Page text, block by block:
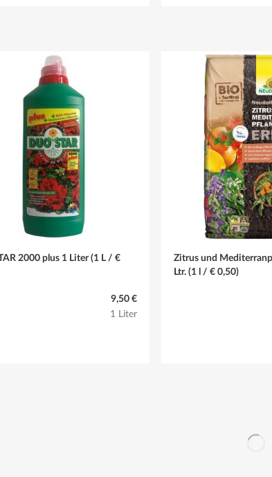
2000 plus 1 Liter (1 L / €
9,50 €
1 Liter
Zitrus und
Ltr. (1 l / € 0,50)